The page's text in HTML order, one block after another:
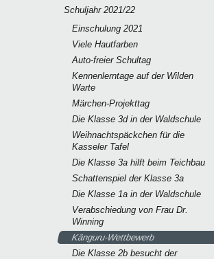
Schuljahr 2021/22
Einschulung 2021
Viele Hautfarben
Auto-freier Schultag
Kennenlerntage auf der Wilden
Warte
Märchen-Projekttag
Die Klasse 3d in der Waldschule
Weihnachtspäckchen für die
Kasseler Tafel
Die Klasse 3a hilft beim Teichbau
Schattenspiel der Klasse 3a
Die Klasse 1a in der Waldschule
Verabschiedung von Frau Dr.
Winning
Känguru-Wettbewerb
Die Klasse 2b besucht der